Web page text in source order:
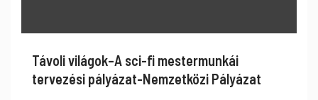
Távoli világok–A sci-fi mestermunkái
tervezési pályázat-Nemzetközi Pályázat